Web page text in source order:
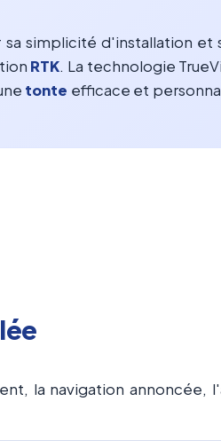
simplicité d'installation et
RTK. La technologie
tonte efficace et
la navigation annoncée,